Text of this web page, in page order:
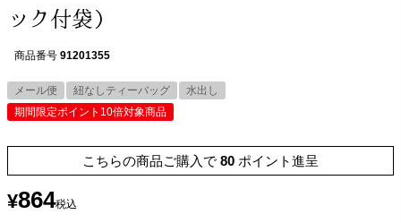
ック付袋）
商品番号 91201355
メール便 紐なしティーバッグ
水出し
期間限定ポイント10倍対象商品
こちらの商品ご購入で 80 ポイント進呈
¥864税込